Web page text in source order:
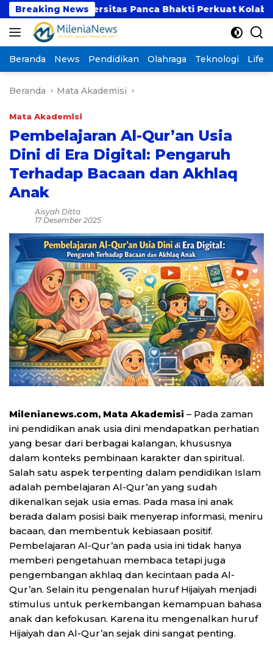
Langsung
ke
konten
Breaking News
Universitas Panca Bhakti Perkuat Kolaborasi
Beranda News Pendidikan Olahraga Teknologi
Beranda Mata Akademisi
Mata Akademisi
Pembelajaran Al-Qur’an Usia
Dini di Era Digital: Pengaruh
Terhadap Bacaan dan Akhlaq
Anak
Aisyah Ditta
17 Desember 2025
Milenianews.com, Mata Akademisi – Pada zaman
ini pendidikan anak usia dini mendapatkan perhatian
yang besar dari berbagai kalangan, khususnya
dalam konteks pembinaan karakter dan spiritual.
Salah satu aspek terpenting dalam pendidikan Islam
adalah pembelajaran Al-Qur’an yang sudah
dikenalkan sejak usia emas. Pada masa ini anak
berada dalam posisi baik menyerap informasi, meniru
bacaan, dan membentuk kebiasaan positif.
Pembelajaran Al-Qur’an pada usia ini tidak hanya
memberi pengetahuan membaca tetapi juga
pengembangan akhlaq dan kecintaan pada Al-
Qur’an. Selain itu pengenalan huruf Hijaiyah menjadi
stimulus untuk perkembangan kemampuan bahasa
anak dan kefokusan. Karena itu mengenalkan huruf
Hijaiyah dan Al-Qur’an sejak dini sangat penting.